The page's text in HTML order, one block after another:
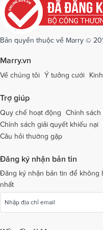
Dịch vụ cưới tại Quảng Ninh
Dịch vụ cưới tại Sóc Trăng
Dịch vụ cưới tại Thái Bình
Dịch vụ cưới tại Thừa Thiên -
Dịch vụ cưới tại An Giang
Dịch vụ cưới tại Tuyên Quang
Dịch vụ cưới tại Bà Rịa - Vũng
Dịch vụ cưới tại Bắc Kạn
Bản quyền thuộc về Marry ©
Marry.vn
Về chúng tôi Ý tưởng cưới
Trợ giúp
Quy chế hoạt động
Chính sách
Chính sách giải quyết khiếu nại
Câu hỏi thường gặp
Đăng ký nhận bản tin
Đăng ký nhận bản tin để không
nhất